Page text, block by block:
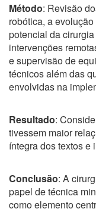
Método: Revisão
robótica, a
potencial da
intervenções
e supervisão de
técnicos além das
envolvidas na
Resultado:
tivessem maior
íntegra dos textos e
Conclusão: A
papel de técnica
como elemento